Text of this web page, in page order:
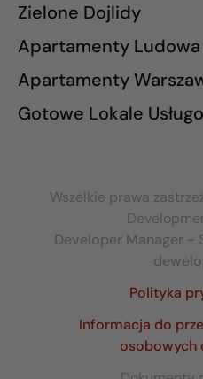
Zielone Dojlidy
Apartamenty Ludowa
Apartamenty
Gotowe Lokale
Wszelkie prawa
Developer Manager -
Polityka
Informacja do
osobowych